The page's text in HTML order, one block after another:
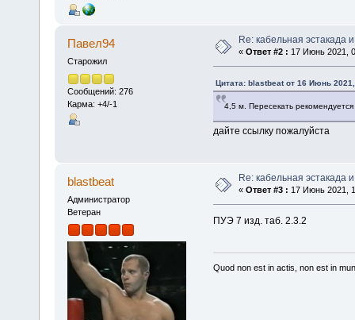
Павел94
Старожил
Сообщений: 276
Карма: +4/-1
Re: кабельная эстакада
« Ответ #2 : 17 Июнь 2021,
Цитата: blastbeat от 16 Июнь 2021,
4,5 м. Пересекать
дайте ссылку пожалуйста
blastbeat
Администратор
Ветеран
Re: кабельная эстакада
« Ответ #3 : 17 Июнь 2021,
ПУЭ 7 изд. таб. 2.3.2
Quod non est in actis, non est in